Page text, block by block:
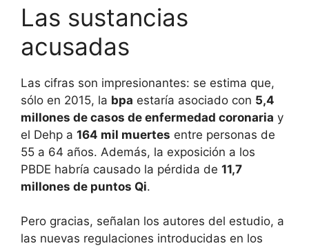
Las sustancias
acusadas
Las cifras son impresionantes: se estima que,
sólo en 2015, la bpa estaría asociado con 5,4
millones de casos de enfermedad coronaria y
el Dehp a 164 mil muertes entre personas de
55 a 64 años. Además, la exposición a los
PBDE habría causado la pérdida de 11,7
millones de puntos Qi.
Pero gracias, señalan los autores del estudio, a
las nuevas regulaciones introducidas en los